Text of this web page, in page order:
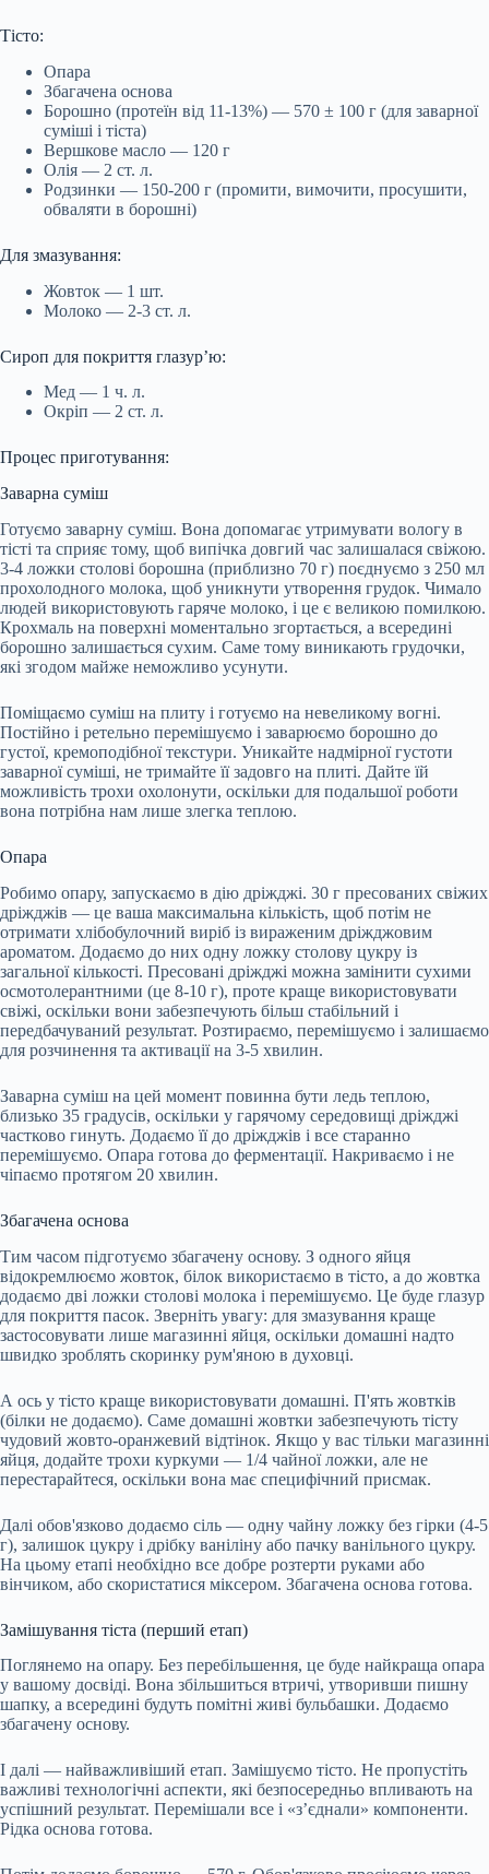
Тісто:
Опара
Збагачена основа
Борошно (протеїн від 11-13%) — 570 ± 100 г (для заварної
суміші і тіста)
Вершкове масло — 120 г
Олія — 2 ст. л.
Родзинки — 150-200 г (промити, вимочити, просушити,
обваляти в борошні)
Для змазування:
Жовток — 1 шт.
Молоко — 2-3 ст. л.
Сироп для покриття глазур’ю:
Мед — 1 ч. л.
Окріп — 2 ст. л.
Процес приготування:
Заварна суміш
Готуємо заварну суміш. Вона допомагає утримувати вологу в
тісті та сприяє тому, щоб випічка довгий час залишалася свіжою.
3-4 ложки столові борошна (приблизно 70 г) поєднуємо з 250 мл
прохолодного молока, щоб уникнути утворення грудок. Чимало
людей використовують гаряче молоко, і це є великою помилкою.
Крохмаль на поверхні моментально згортається, а всередині
борошно залишається сухим. Саме тому виникають грудочки,
які згодом майже неможливо усунути.
Поміщаємо суміш на плиту і готуємо на невеликому вогні.
Постійно і ретельно перемішуємо і заварюємо борошно до
густої, кремоподібної текстури. Уникайте надмірної густоти
заварної суміші, не тримайте її задовго на плиті. Дайте їй
можливість трохи охолонути, оскільки для подальшої роботи
вона потрібна нам лише злегка теплою.
Опара
Робимо опару, запускаємо в дію дріжджі. 30 г пресованих свіжих
дріжджів — це ваша максимальна кількість, щоб потім не
отримати хлібобулочний виріб із вираженим дріжджовим
ароматом. Додаємо до них одну ложку столову цукру із
загальної кількості. Пресовані дріжджі можна замінити сухими
осмотолерантними (це 8-10 г), проте краще використовувати
свіжі, оскільки вони забезпечують більш стабільний і
передбачуваний результат. Розтираємо, перемішуємо і залишаємо
для розчинення та активації на 3-5 хвилин.
Заварна суміш на цей момент повинна бути ледь теплою,
близько 35 градусів, оскільки у гарячому середовищі дріжджі
частково гинуть. Додаємо її до дріжджів і все старанно
перемішуємо. Опара готова до ферментації. Накриваємо і не
чіпаємо протягом 20 хвилин.
Збагачена основа
Тим часом підготуємо збагачену основу. З одного яйця
відокремлюємо жовток, білок використаємо в тісто, а до жовтка
додаємо дві ложки столові молока і перемішуємо. Це буде глазур
для покриття пасок. Зверніть увагу: для змазування краще
застосовувати лише магазинні яйця, оскільки домашні надто
швидко зроблять скоринку рум'яною в духовці.
А ось у тісто краще використовувати домашні. П'ять жовтків
(білки не додаємо). Саме домашні жовтки забезпечують тісту
чудовий жовто-оранжевий відтінок. Якщо у вас тільки магазинні
яйця, додайте трохи куркуми — 1/4 чайної ложки, але не
перестарайтеся, оскільки вона має специфічний присмак.
Далі обов'язково додаємо сіль — одну чайну ложку без гірки (4-5
г), залишок цукру і дрібку ваніліну або пачку ванільного цукру.
На цьому етапі необхідно все добре розтерти руками або
вінчиком, або скористатися міксером. Збагачена основа готова.
Замішування тіста (перший етап)
Поглянемо на опару. Без перебільшення, це буде найкраща опара
у вашому досвіді. Вона збільшиться втричі, утворивши пишну
шапку, а всередині будуть помітні живі бульбашки. Додаємо
збагачену основу.
І далі — найважливіший етап. Замішуємо тісто. Не пропустіть
важливі технологічні аспекти, які безпосередньо впливають на
успішний результат. Перемішали все і «з’єднали» компоненти.
Рідка основа готова.